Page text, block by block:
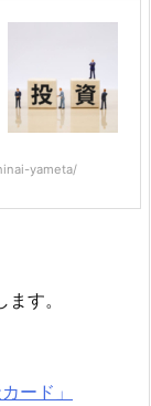
yameta/
す。
ード」